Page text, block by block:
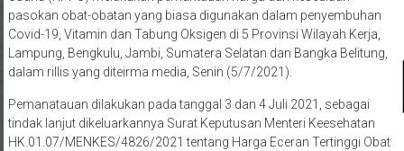
pasokan obat-obatan yang biasa digunakan dalam penyembuhan
Covid-19, Vitamin dan Tabung Oksigen di 5 Provinsi Wilayah Kerja,
Lampung, Bengkulu, Jambi, Sumatera Selatan dan Bangka Belitung,
dalam rillis yang diteirma media, Senin (5/7/2021).
Pemanatauan dilakukan pada tanggal 3 dan 4 Juli 2021, sebagai
tindak lanjut dikeluarkannya Surat Keputusan Menteri Keesehatan
HK.01.07/MENKES/4826/2021 tentang Harga Eceran Tertinggi Obat